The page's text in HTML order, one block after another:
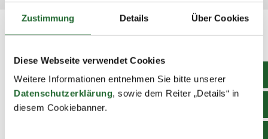
Zustimmung Details Über Cookies
Diese Webseite verwendet Cookies
Weitere Informationen entnehmen Sie bitte unserer
Datenschutzerklärung, sowie dem Reiter „Details“ in
diesem Cookiebanner.